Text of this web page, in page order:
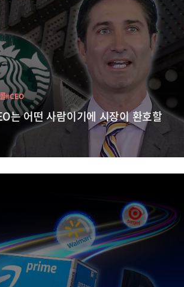
는 어떤 사람이기에 시장이 환호할
#CEO